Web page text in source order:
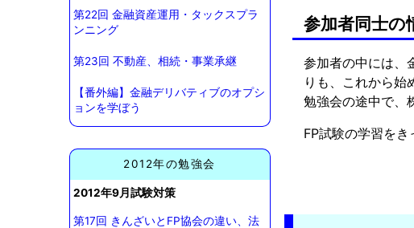
第22回 金融資産運用・タックスプラ
ンニング
第23回 不動産、相続・事業承継
【番外編】金融デリバティブのオプシ
ョンを学ぼう
2012年の勉強会
2012年9月試験対策
第17回 きんざいとFP協会の違い、法
参加者同士の
参加者の中には、
りも、これから始
勉強会の途中で、
FP試験の学習を